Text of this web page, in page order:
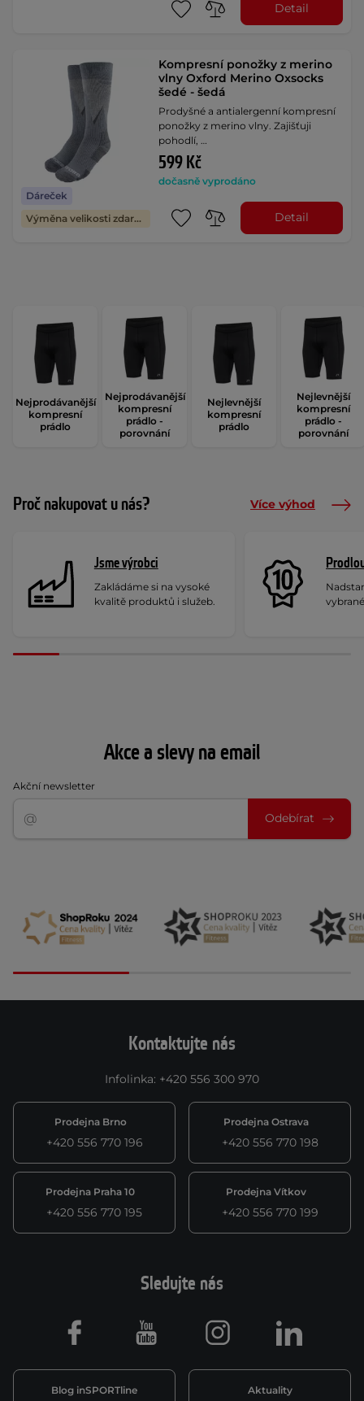
Detail
Dáreček
Výměna velikosti zdarma
Kompresní ponožky z merino
vlny Oxford Merino Oxsocks
šedé - šedá
Prodyšné a antialergenní kompresní
ponožky z merino vlny. Zajišťuji
pohodlí, …
599 Kč
dočasně vyprodáno
Detail
Nejprodávanější
kompresní
prádlo
Nejprodávanější
kompresní
prádlo -
porovnání
Nejlevnější
kompresní
prádlo
Nejlevnější
kompresní
prádlo -
porovnání
Proč nakupovat u nás? Více výhod
Jsme výrobci
Zakládáme si na vysoké
kvalitě produktů i služeb.
Akce a slevy na email
Akční newsletter
Odebírat
Kontaktujte nás
Infolinka: +420 556 300 970
Prodejna Brno
+420 556 770 196
Prodejna Ostrava
+420 556 770 198
Prodejna Praha 10
+420 556 770 195
Prodejna Vítkov
+420 556 770 199
Sledujte nás
Blog inSPORTline Aktuality
Facebook Youtube Instagram LinkedIn